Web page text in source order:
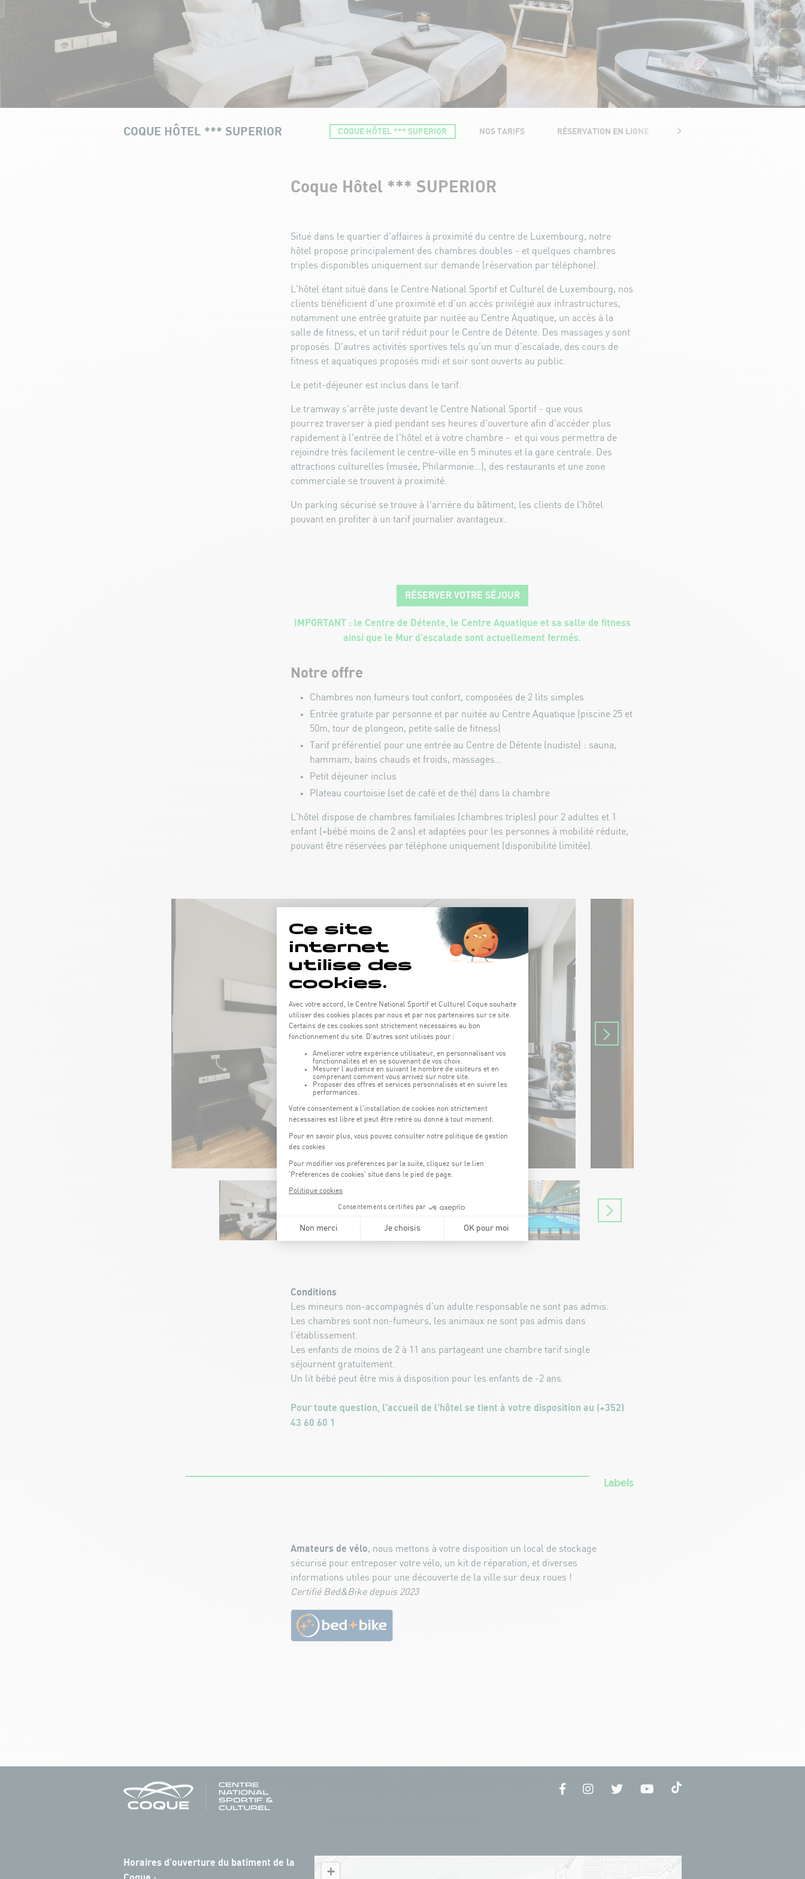
COQUE HÔTEL *** SUPERIOR COQUE HÔTEL *** SUPERIOR NOS TARIFS RÉSERVATION EN LIGNE
Coque Hôtel *** SUPERIOR
Situé dans le quartier d'affaires à proximité du centre de Luxembourg, notre
hôtel propose principalement des chambres doubles - et quelques chambres
triples disponibles uniquement sur demande (réservation par téléphone).
L'hôtel étant situé dans le Centre National Sportif et Culturel de Luxembourg, nos
clients bénéficient d'une proximité et d'un accès privilégié aux infrastructures,
notamment une entrée gratuite par nuitée au Centre Aquatique, un accès à la
salle de fitness, et un tarif réduit pour le Centre de Détente. Des massages y sont
proposés. D'autres activités sportives tels qu'un mur d'escalade, des cours de
fitness et aquatiques proposés midi et soir sont ouverts au public.
Le petit-déjeuner est inclus dans le tarif.
Le tramway s'arrête juste devant le Centre National Sportif - que vous
pourrez traverser à pied pendant ses heures d'ouverture afin d'accéder plus
rapidement à l'entrée de l'hôtel et à votre chambre - et qui vous permettra de
rejoindre très facilement le centre-ville en 5 minutes et la gare centrale. Des
attractions culturelles (musée, Philarmonie...), des restaurants et une zone
commerciale se trouvent à proximité.
Un parking sécurisé se trouve à l'arrière du bâtiment, les clients de l'hôtel
pouvant en profiter à un tarif journalier avantageux.
RÉSERVER VOTRE SÉJOUR
IMPORTANT : le Centre de Détente, le Centre Aquatique et sa salle de fitness
ainsi que le Mur d'escalade sont actuellement fermés.
Notre offre
Chambres non fumeurs tout confort, composées de 2 lits simples
Entrée gratuite par personne et par nuitée au Centre Aquatique (piscine 25 et
50m, tour de plongeon, petite salle de fitness)
Tarif préférentiel pour une entrée au Centre de Détente (nudiste) : sauna,
hammam, bains chauds et froids, massages...
Petit déjeuner inclus
Plateau courtoisie (set de café et de thé) dans la chambre
L’hôtel dispose de chambres familiales (chambres triples) pour 2 adultes et 1
enfant (+bébé moins de 2 ans) et adaptées pour les personnes à mobilité réduite,
pouvant être réservées par téléphone uniquement (disponibilité limitée).
Conditions
Les mineurs non-accompagnés d’un adulte responsable ne sont pas admis.
Les chambres sont non-fumeurs, les animaux ne sont pas admis dans
l’établissement.
Les enfants de moins de 2 à 11 ans partageant une chambre tarif single
séjournent gratuitement.
Un lit bébé peut être mis à disposition pour les enfants de -2 ans.
Pour toute question, l’accueil de l’hôtel se tient à votre disposition au (+352)
43 60 60 1
Labels
Amateurs de vélo, nous mettons à votre disposition un local de stockage
sécurisé pour entreposer votre vélo, un kit de réparation, et diverses
informations utiles pour une découverte de la ville sur deux roues !
Certifié Bed&Bike depuis 2023
Horaires d'ouverture du batiment de la
+